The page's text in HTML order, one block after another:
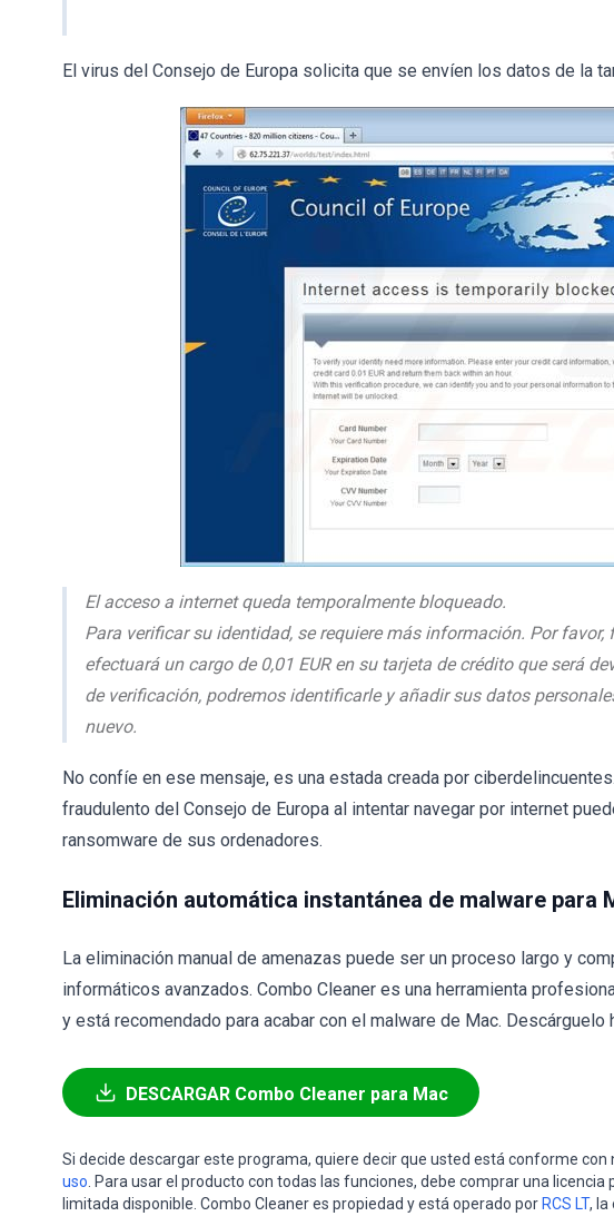
El virus del Consejo de Europa solicita que se envíen los datos de la
El acceso a internet queda temporalmente bloqueado.
Para verificar su identidad, se requiere más información. Por
efectuará un cargo de 0,01 EUR en su tarjeta de crédito que será
de verificación, podremos identificarle y añadir sus datos
nuevo.
No confíe en ese mensaje, es una estada creada por
fraudulento del Consejo de Europa al intentar navegar por internet
ransomware de sus ordenadores.
Eliminación automática instantánea de malware para
La eliminación manual de amenazas puede ser un proceso largo y
informáticos avanzados. Combo Cleaner es una herramienta
y está recomendado para acabar con el malware de Mac.
DESCARGAR Combo Cleaner para Mac
Si decide descargar este programa, quiere decir que usted está conforme con
uso . Para usar el producto con todas las funciones, debe comprar una
limitada disponible. Combo Cleaner es propiedad y está operado por RCS LT, la